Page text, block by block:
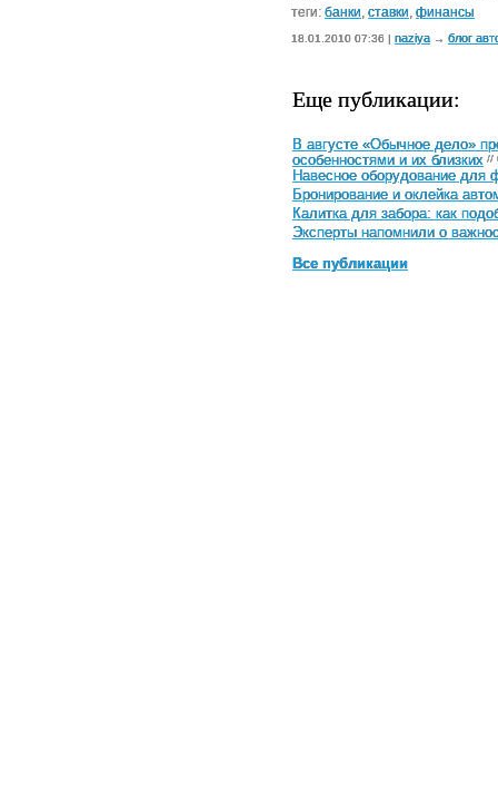
теги: банки ставки финансы
18.01.2010 07:36 | naziya → блог
Еще публикации:
В августе «Обычное дело»
особенностями и их близких //
Навесное оборудование для
Бронирование и оклейка
Калитка для забора: как
Эксперты напомнили о
Все публикации